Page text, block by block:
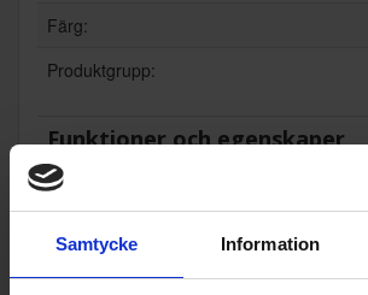
Samtycke Information
Färg:
Produktgrupp:
Funktioner och egenskaper
Ångfunktion (Ja/Nej):
Display (Ja/Nej):
Grill (Ja/Nej):